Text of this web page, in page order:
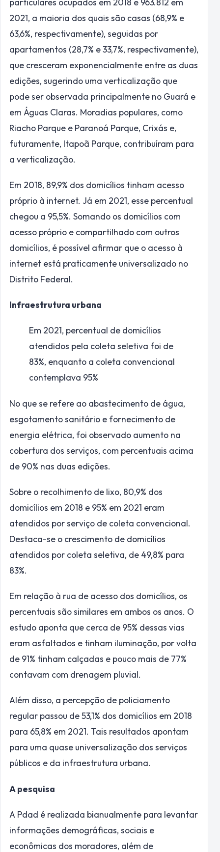
2021, a maioria dos quais são casas (68,9% e
63,6%, respectivamente), seguidas por
apartamentos (28,7% e 33,7%, respectivamente),
que cresceram exponencialmente entre as duas
edições, sugerindo uma verticalização que
pode ser observada principalmente no Guará e
em Águas Claras. Moradias populares, como
Riacho Parque e Paranoá Parque, Crixás e,
futuramente, Itapoã Parque, contribuíram para
a verticalização.
Em 2018, 89,9% dos domicílios tinham acesso
próprio à internet. Já em 2021, esse percentual
chegou a 95,5%. Somando os domicílios com
acesso próprio e compartilhado com outros
domicílios, é possível afirmar que o acesso à
internet está praticamente universalizado no
Distrito Federal.
Infraestrutura urbana
Em 2021, percentual de domicílios
atendidos pela coleta seletiva foi de
83%, enquanto a coleta convencional
contemplava 95%
No que se refere ao abastecimento de água,
esgotamento sanitário e fornecimento de
energia elétrica, foi observado aumento na
cobertura dos serviços, com percentuais acima
de 90% nas duas edições.
Sobre o recolhimento de lixo, 80,9% dos
domicílios em 2018 e 95% em 2021 eram
atendidos por serviço de coleta convencional.
Destaca-se o crescimento de domicílios
atendidos por coleta seletiva, de 49,8% para
83%.
Em relação à rua de acesso dos domicílios, os
percentuais são similares em ambos os anos. O
estudo aponta que cerca de 95% dessas vias
eram asfaltados e tinham iluminação, por volta
de 91% tinham calçadas e pouco mais de 77%
contavam com drenagem pluvial.
Além disso, a percepção de policiamento
regular passou de 53,1% dos domicílios em 2018
para 65,8% em 2021. Tais resultados apontam
para uma quase universalização dos serviços
públicos e da infraestrutura urbana.
A pesquisa
A Pdad é realizada bianualmente para levantar
informações demográficas, sociais e
econômicas dos moradores, além de